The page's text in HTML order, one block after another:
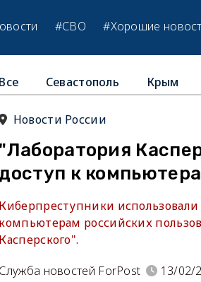
#СВО #Хорошие
Все Севастополь Крым
Новости России
"Лаборатория
доступ к
Киберпреступники
компьютерам российских
Касперского".
Служба новостей ForPost
13/02/